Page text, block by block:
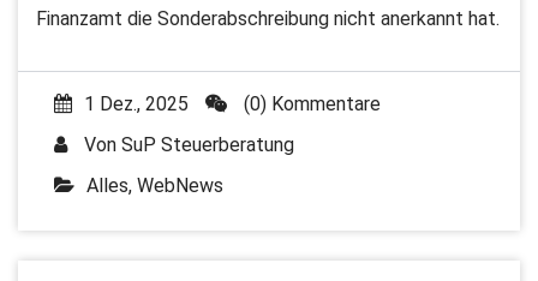
Finanzamt die Sonderabschreibung nicht anerkannt hat.
1 Dez., 2025
(0) Kommentare
Von SuP Steuerberatung
Alles, WebNews